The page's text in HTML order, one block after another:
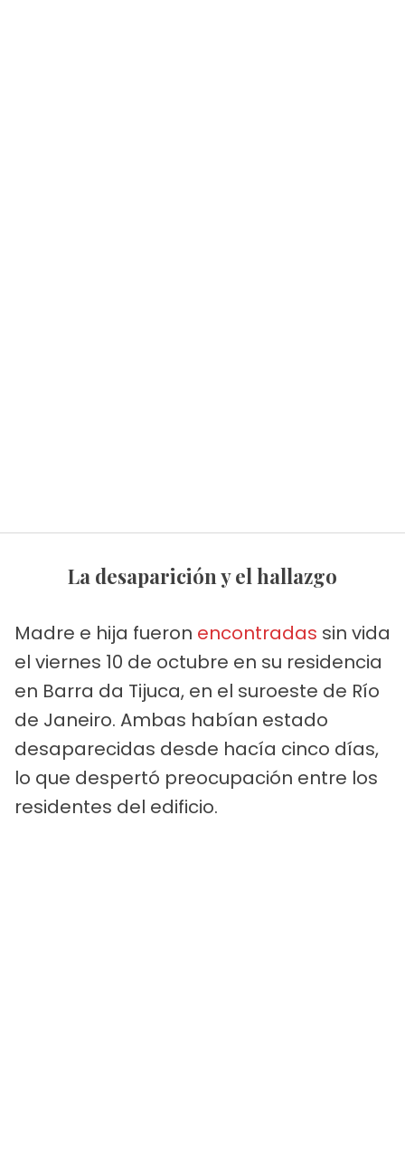
La desaparición y el hallazgo
Madre e hija fueron encontradas sin vida
el viernes 10 de octubre en su residencia
en Barra da Tijuca, en el suroeste de Río
de Janeiro. Ambas habían estado
desaparecidas desde hacía cinco días,
lo que despertó preocupación entre los
residentes del edificio.